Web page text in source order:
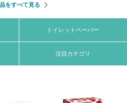
をすべて見る
トイレットペーパー
注目カテゴリ
タイムセール
ポイントUPセレクトのみ